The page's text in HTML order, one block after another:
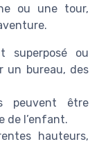
ou une tour,
superposé ou
un bureau, des
peuvent être
de l’enfant.
hauteurs,